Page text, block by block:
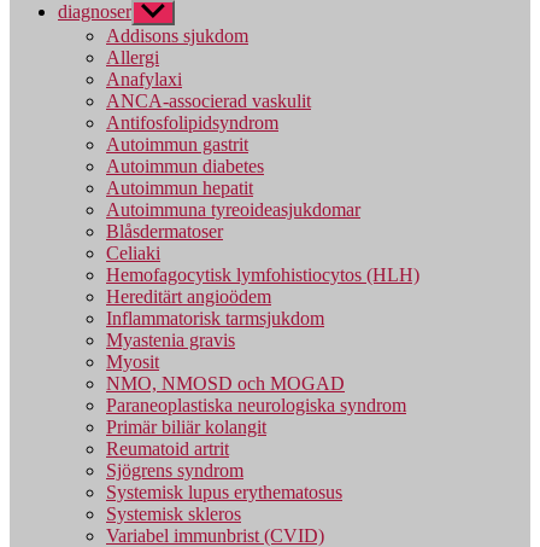
diagnoser Visa
undermeny
Addisons sjukdom
Allergi
Anafylaxi
ANCA-associerad vaskulit
Antifosfolipidsyndrom
Autoimmun gastrit
Autoimmun diabetes
Autoimmun hepatit
Autoimmuna tyreoideasjukdomar
Blåsdermatoser
Celiaki
Hemofagocytisk lymfohistiocytos (HLH)
Hereditärt angioödem
Inflammatorisk tarmsjukdom
Myastenia gravis
Myosit
NMO, NMOSD och MOGAD
Paraneoplastiska neurologiska syndrom
Primär biliär kolangit
Reumatoid artrit
Sjögrens syndrom
Systemisk lupus erythematosus
Systemisk skleros
Variabel immunbrist (CVID)